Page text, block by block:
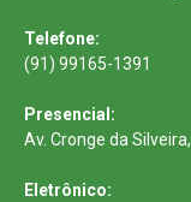
Telefone:
(91) 99165-1391
Presencial:
Av. Cronge da
Eletrônico: